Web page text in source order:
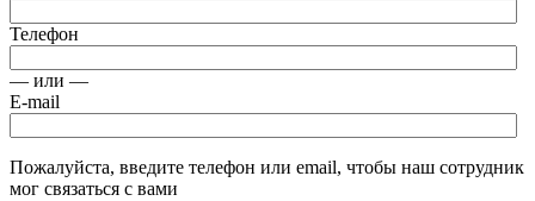
Телефон
— или —
E-mail
Пожалуйста, введите телефон или email, чтобы наш сотрудник
мог связаться с вами